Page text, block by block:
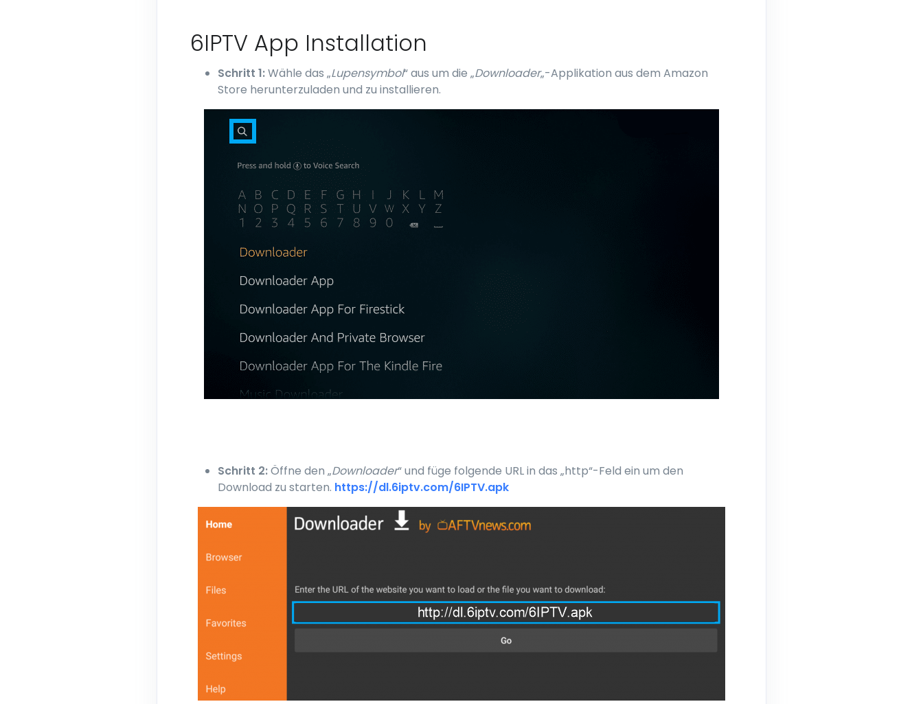
6IPTV App Installation
Schritt 1:Wähle das „Lupensymbol“ aus um die „Downloader„-Applikation aus dem Amazon
Store herunterzuladen und zu installieren.
Schritt 2:Öffne den „Downloader“ und füge folgende URL in das „http“-Feld ein um den
Download zu starten. https://dl.6iptv.com/6IPTV.apk